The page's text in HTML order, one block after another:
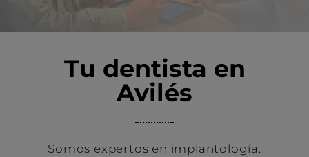
Tu dentista en
Avilés
Somos expertos en implantología.